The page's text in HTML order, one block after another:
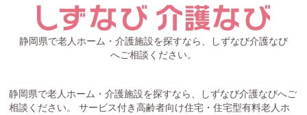
静岡県で老人ホーム・介護施設を探すなら、しずなび介護なび
へご相談ください。
静岡県で老人ホーム・介護施設を探すなら、しずなび介護なびへご
相談ください。 サービス付き高齢者向け住宅・住宅型有料老人ホ